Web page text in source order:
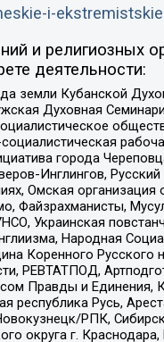
i-
и религиозных
деятельности:
земли Кубанской
Духовная
города
Инглингов,
Омская
Файзрахманисты,
Украинская
Народная
Коренного
РЕВТАТПОД,
Правды и Единения,
республика Русь,
РПК,
округа г.